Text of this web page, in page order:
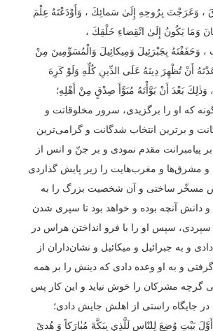
، وَعَرَجْتَ بِرُوحِهِ إِلَىٰ سَمائِكَ ، وَأَوْدَعْتَهُ عِلْمَ
وَمَا يَكُونُ إِلَىٰ انْقِضاءِ خَلْقِكَ ،
، وَحَفَفْتَهُ بِجَبْرَئِيلَ وَمِيكائِيلَ وَالْمُسَوِّمِينَ مِنْ
أَنْ تُظْهِرَ دِينَهُ عَلَى الدِّينِ كُلِّهِ وَلَوْ كَرِهَ
وَذٰلِكَ بَعْدَ أَنْ بَوَّأْتَهُ مُبَوَّأَ صِدْقٍ مِنْ أَهْلِهِ؛
که او را برگزیدی، سرور مخلوقاتت و
و برترین انتخاب شدگانت و گرامی‌ترین
بر پیامبرانت مقدم نمودی و بر جنّ و انس از
و مشرق‌ها و مغرب‌هایت را زیر پایش گذاردی
مسخّر ساختی و آن شخصیت بزرگ را به
و دانش آنچه بوده و خواهد بود تا سپری شدن
سپردی، سپس او را با فرو انداختن هراس در
و به جبرائیل و میکائیل و نشان‌داران از
و به او وعده دادی که دینش را بر همه
گرچه مشرکان را خوش نیاید و این کار پس
در جایگاه راستی از اهلش جایش دادی؛
بَيْتٍ وُضِعَ لِلنّٰاسِ لَلَّذِي بِبَكَّةَ مُبٰارَكاً وَ هُدىً